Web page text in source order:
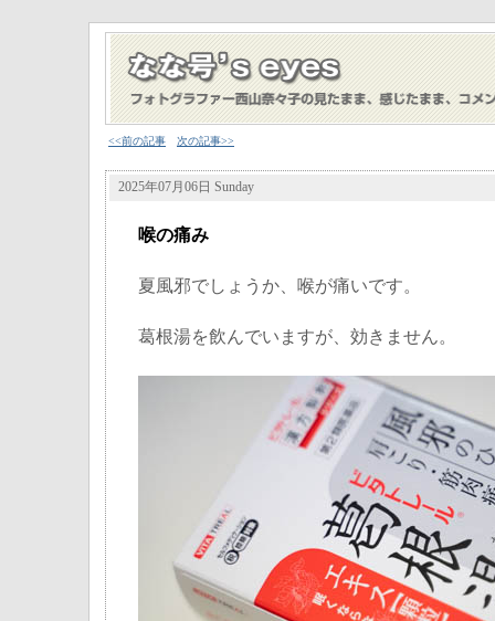
<<前の記事 次の記事>>
2025年07月06日 Sunday
喉の痛み
夏風邪でしょうか、喉が痛いです。
葛根湯を飲んでいますが、効きません。